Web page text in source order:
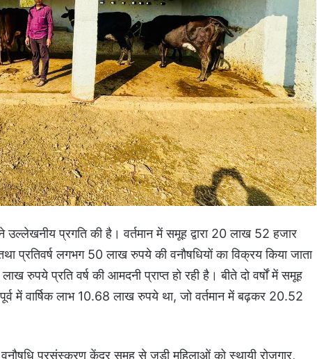
उल्लेखनीय प्रगति की है। वर्तमान में समूह द्वारा 20 लाख 52 हजार
प्रतिवर्ष लगभग 50 लाख रुपये की वनौषधियों का विक्रय किया जाता
प्रति वर्ष की आमदनी प्राप्त हो रही है। बीते दो वर्षों में समूह
में वार्षिक लाभ 10.68 लाख रुपये था, जो वर्तमान में बढ़कर 20.52
वनौषधि प्रसंस्करण केंद्र समूह से जुड़ी महिलाओं को स्थायी रोजगार,